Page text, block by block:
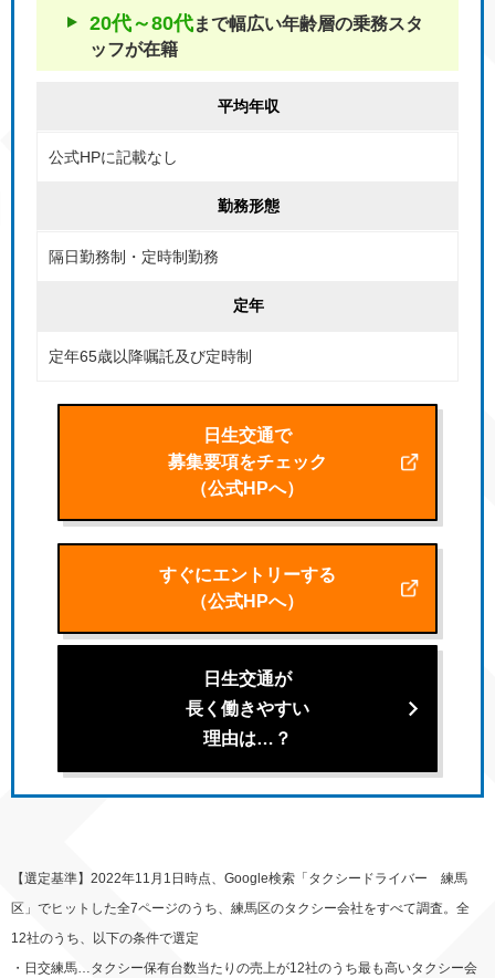
20代～80代まで幅広い年齢層の乗務スタ
ッフが在籍
平均年収
公式HPに記載なし
勤務形態
隔日勤務制・定時制勤務
定年
定年65歳以降嘱託及び定時制
日生交通で
募集要項をチェック
（公式HPへ）
すぐにエントリーする
（公式HPへ）
日生交通が
長く働きやすい
理由は…？
【選定基準】2022年11月1日時点、Google検索「タクシードライバー 練馬
区」でヒットした全7ページのうち、練馬区のタクシー会社をすべて調査。全
12社のうち、以下の条件で選定
・日交練馬…タクシー保有台数当たりの売上が12社のうち最も高いタクシー会